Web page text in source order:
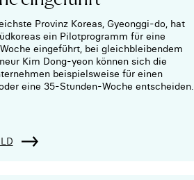
Provinz Koreas, Gyeonggi-do, hat
ein Pilotprogramm für eine
eingeführt, bei gleichbleibendem
Kim Dong-yeon können sich die
beispielsweise für einen
eine 35-Stunden-Woche entscheiden.